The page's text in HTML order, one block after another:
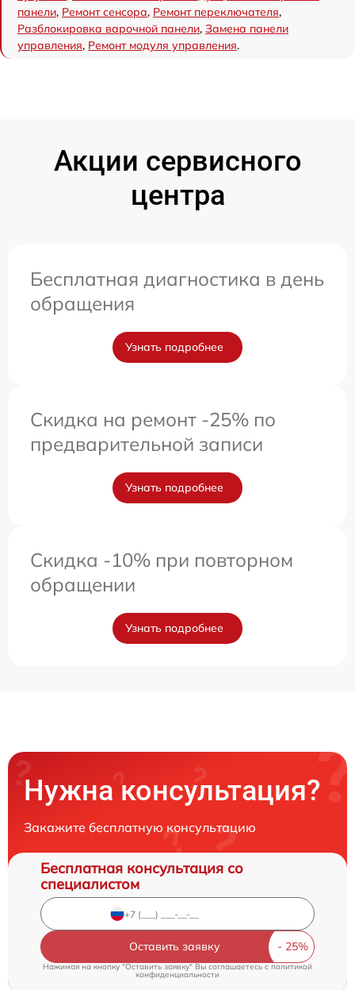
панели, Ремонт сенсора, Ремонт переключателя,
Разблокировка варочной панели, Замена панели
управления, Ремонт модуля управления.
Акции сервисного
центра
Бесплатная диагностика в день
обращения
Узнать подробнее
Скидка на ремонт -25% по
предварительной записи
Узнать подробнее
Скидка -10% при повторном
обращении
Узнать подробнее
Нужна консультация?
Закажите бесплатную консультацию
Бесплатная консультация со
специалистом
Оставить заявку
Нажимая на кнопку "Оставить заявку" Вы соглашаетесь cполитикой
конфиденциальности